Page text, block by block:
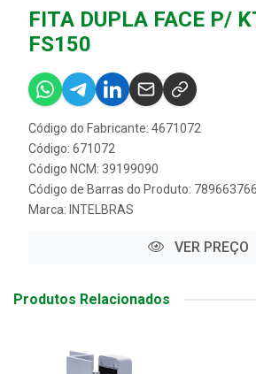
FITA DUPLA FACE P/
FS150
Código do Fabricante: 4671072
Código: 671072
Código NCM: 39199090
Código de Barras do Produto:
Marca: INTELBRAS
VER PREÇO
Produtos Relacionados